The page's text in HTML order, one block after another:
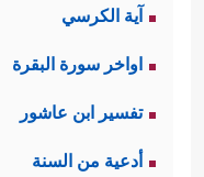
آية الكرسي
اواخر سورة البقرة
تفسير ابن عاشور
أدعية من السنة